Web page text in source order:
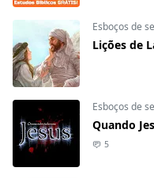
Esboços de
Lições de
Esboços de
Quando
5